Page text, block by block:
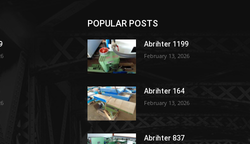
POPULAR POSTS
Abrihter 1199
February 13, 2026
Abrihter 164
February 13, 2026
Abrihter 837